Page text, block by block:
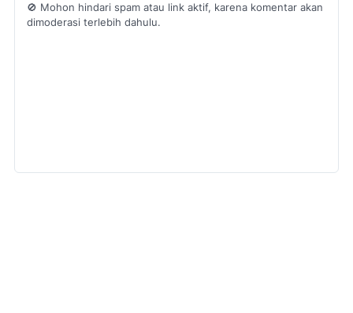
🚫 Mohon hindari spam atau link aktif, karena komentar akan
dimoderasi terlebih dahulu.